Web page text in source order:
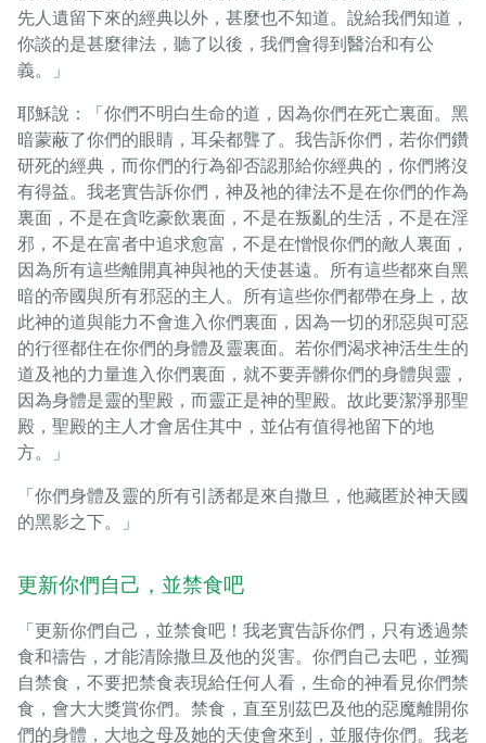
先人遺留下來的經典以外，甚麼也不知道。說給我們知道，
你談的是甚麼律法，聽了以後，我們會得到醫治和有公
義。」
耶穌說：「你們不明白生命的道，因為你們在死亡裏面。黑
暗蒙蔽了你們的眼睛，耳朵都聾了。我告訴你們，若你們鑽
研死的經典，而你們的行為卻否認那給你經典的，你們將沒
有得益。我老實告訴你們，神及祂的律法不是在你們的作為
裏面，不是在貪吃豪飲裏面，不是在叛亂的生活，不是在淫
邪，不是在富者中追求愈富，不是在憎恨你們的敵人裏面，
因為所有這些離開真神與祂的天使甚遠。所有這些都來自黑
暗的帝國與所有邪惡的主人。所有這些你們都帶在身上，故
此神的道與能力不會進入你們裏面，因為一切的邪惡與可惡
的行徑都住在你們的身體及靈裏面。若你們渴求神活生生的
道及祂的力量進入你們裏面，就不要弄髒你們的身體與靈，
因為身體是靈的聖殿，而靈正是神的聖殿。故此要潔淨那聖
殿，聖殿的主人才會居住其中，並佔有值得祂留下的地
方。」
「你們身體及靈的所有引誘都是來自撒旦，他藏匿於神天國
的黑影之下。」
更新你們自己，並禁食吧
「更新你們自己，並禁食吧！我老實告訴你們，只有透過禁
食和禱告，才能清除撒旦及他的災害。你們自己去吧，並獨
自禁食，不要把禁食表現給任何人看，生命的神看見你們禁
食，會大大獎賞你們。禁食，直至別茲巴及他的惡魔離開你
們的身體，大地之母及她的天使會來到，並服侍你們。我老